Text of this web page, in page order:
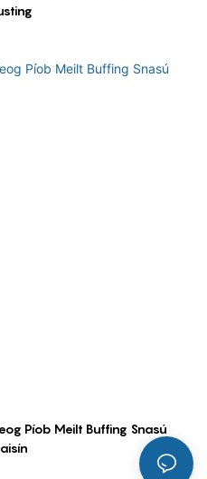
Píob Meilt Buffing Snasú